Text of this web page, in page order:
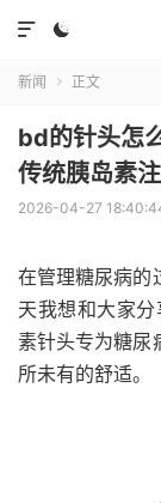


新闻  正文
bd的针头怎
传统胰岛素
2026-04-27
在管理糖尿病的
天我想和大家
素针头专为糖尿
所未有的舒适。